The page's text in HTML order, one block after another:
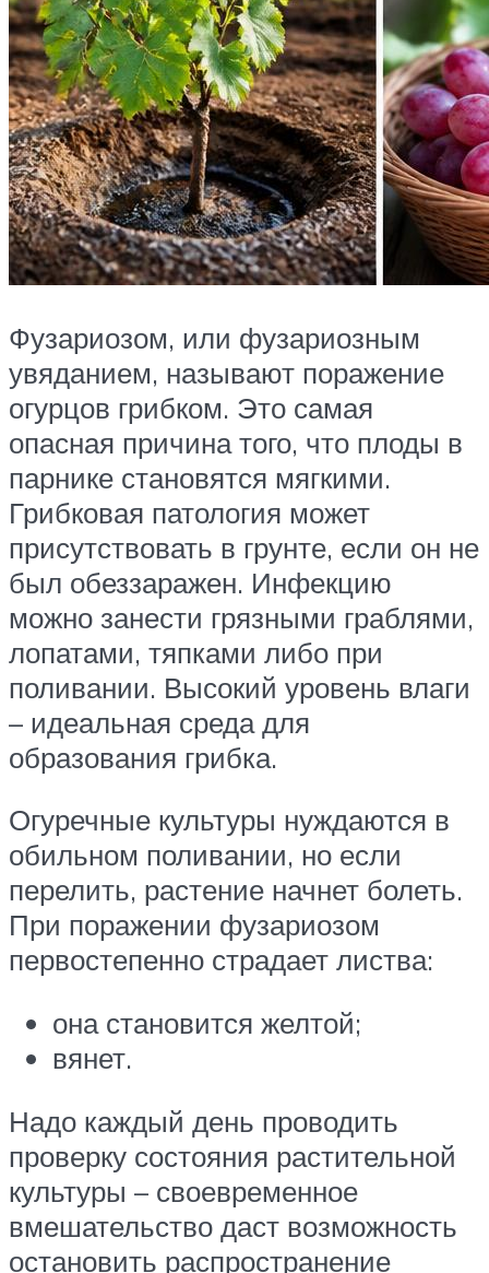
Фузариозом, или фузариозным
увяданием, называют поражение
огурцов грибком. Это самая
опасная причина того, что плоды в
парнике становятся мягкими.
Грибковая патология может
присутствовать в грунте, если он не
был обеззаражен. Инфекцию
можно занести грязными граблями,
лопатами, тяпками либо при
поливании. Высокий уровень влаги
– идеальная среда для
образования грибка.
Огуречные культуры нуждаются в
обильном поливании, но если
перелить, растение начнет болеть.
При поражении фузариозом
первостепенно страдает листва:
она становится желтой;
вянет.
Надо каждый день проводить
проверку состояния растительной
культуры – своевременное
вмешательство даст возможность
остановить распространение